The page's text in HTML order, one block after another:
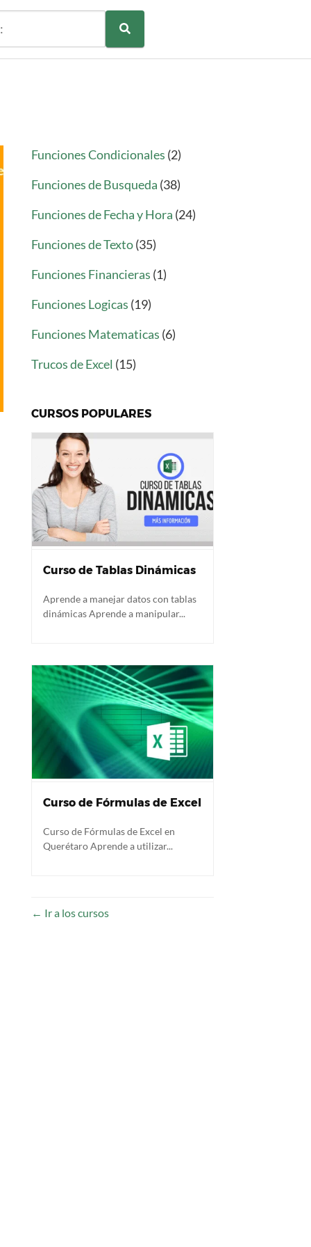
Funciones Condicionales (2)
Funciones de Busqueda (38)
Funciones de Fecha y Hora (24)
Funciones de Texto(35)
Funciones Financieras (1)
Funciones Logicas (19)
Funciones Matematicas (6)
Trucos de Excel (15)
CURSOS POPULARES
Curso de Tablas Dinámicas
Aprende a manejar datos con tablas
dinámicas Aprende a manipular...
Curso de Fórmulas de Excel
Curso de Fórmulas de Excel en
Querétaro Aprende a utilizar...
Ir a los cursos